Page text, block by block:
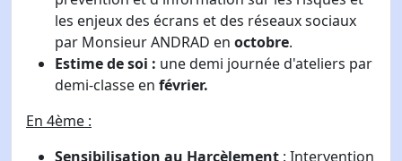
les enjeux des écrans et des réseaux sociaux
par Monsieur ANDRAD en octobre.
Estime de soi : une demi journée d'ateliers par
demi-classe en février.
En 4ème :
Sensibilisation au Harcèlement : Intervention